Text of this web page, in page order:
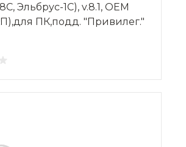
Эльбрус-1С), v.8.1, OEM
ПК,подд. "Привилег."